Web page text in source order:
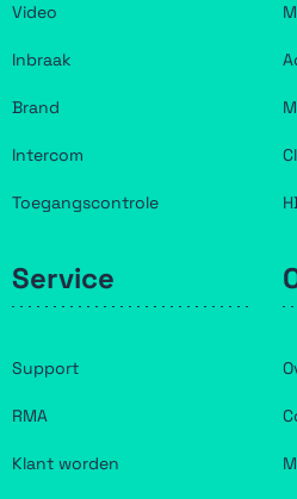
Video
Inbraak
Brand
Intercom
Toegangscontrole
Service
Support
RMA
Klant worden